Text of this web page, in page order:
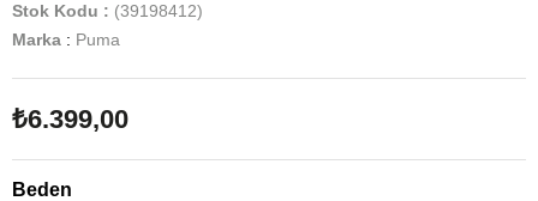
Stok Kodu
(39198412)
Marka : Puma
₺6.399,00
Beden